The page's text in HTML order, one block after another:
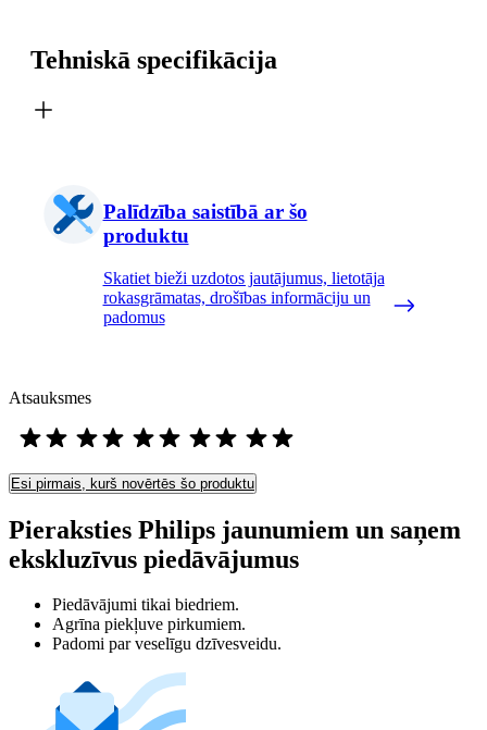
Tehniskā specifikācija
Palīdzība saistībā ar šo
produktu
Skatiet bieži uzdotos jautājumus, lietotāja
rokasgrāmatas, drošības informāciju un
padomus
Atsauksmes
Esi pirmais, kurš novērtēs šo produktu
Pieraksties Philips jaunumiem un saņem
ekskluzīvus piedāvājumus
Piedāvājumi tikai biedriem.
Agrīna piekļuve pirkumiem.
Padomi par veselīgu dzīvesveidu.